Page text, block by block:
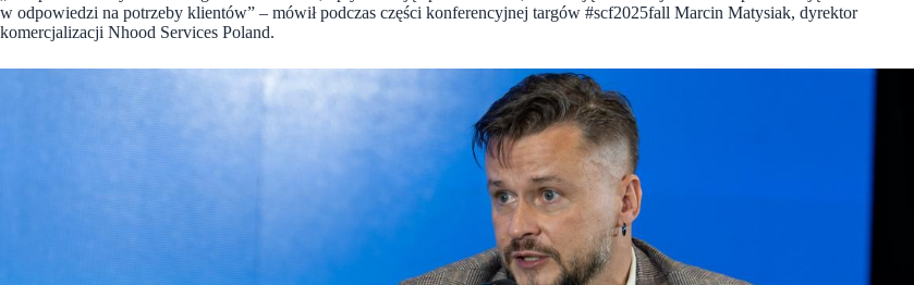
w odpowiedzi na potrzeby klientów” – mówił podczas części konferencyjnej targów #scf2025fall Marcin Matysiak, dyrektor
komercjalizacji Nhood Services Poland.